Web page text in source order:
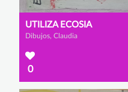
UTILIZA ECOSIA
Dibujos, Claudia
0